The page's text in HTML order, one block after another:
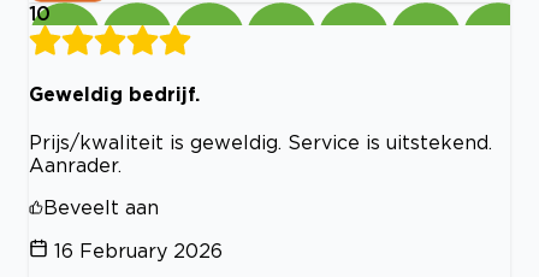
10
Geweldig bedrijf.
Prijs/kwaliteit is geweldig. Service is uitstekend.
Aanrader.
Beveelt aan
16 February 2026